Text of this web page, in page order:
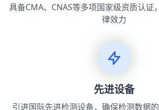
具备CMA、CNAS等多项国家级资质认证
律效力
先进设备
引进国际先进检测设备，确保检测数据